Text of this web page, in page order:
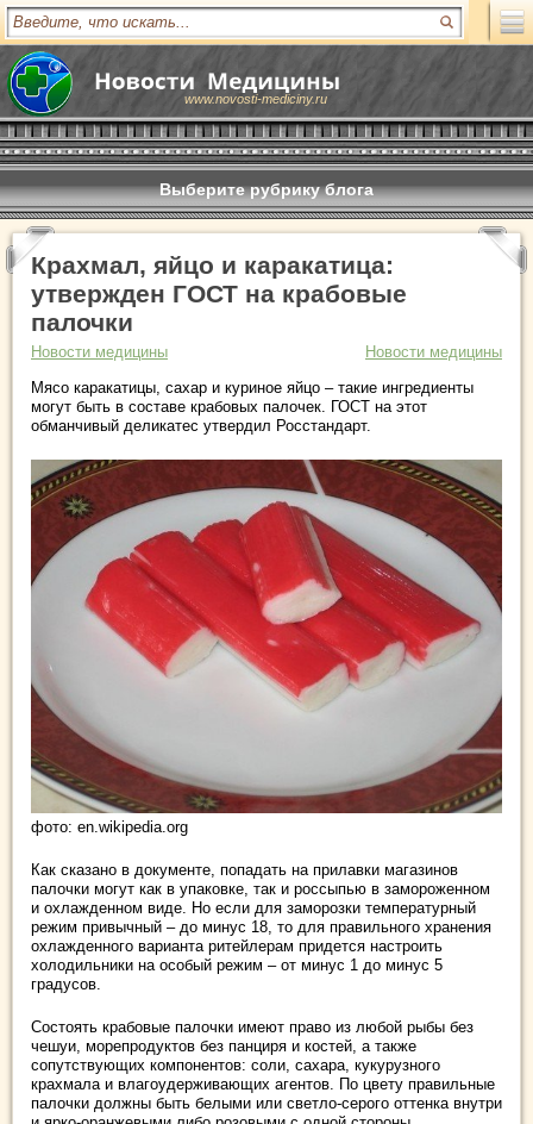
www.novosti-mediciny.ru
Выберите рубрику блога
Крахмал, яйцо и каракатица:
утвержден ГОСТ на крабовые
палочки
Новости медицины
Новости медицины
Мясо каракатицы, сахар и куриное яйцо – такие ингредиенты
могут быть в составе крабовых палочек. ГОСТ на этот
обманчивый деликатес утвердил Росстандарт.
фото: en.wikipedia.org
Как сказано в документе, попадать на прилавки магазинов
палочки могут как в упаковке, так и россыпью в замороженном
и охлажденном виде. Но если для заморозки температурный
режим привычный – до минус 18, то для правильного хранения
охлажденного варианта ритейлерам придется настроить
холодильники на особый режим – от минус 1 до минус 5
градусов.
Состоять крабовые палочки имеют право из любой рыбы без
чешуи, морепродуктов без панциря и костей, а также
сопутствующих компонентов: соли, сахара, кукурузного
крахмала и влагоудерживающих агентов. По цвету правильные
палочки должны быть белыми или светло-серого оттенка внутри